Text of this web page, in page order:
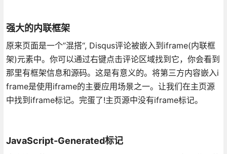
强大的内联框架
原来页面是一个”混搭“, Disqus评论被嵌入到iframe(内联框
架)元素中。你可以通过右键点击评论区域找到它，你会看到
那里有框架信息和源码。这是有意义的。将第三方内容嵌入i
frame是使用iframe的主要应用场景之一。让我们在主页源
中找到iframe标记。完蛋了!主页源中没有iframe标记。
JavaScript-Generated标记